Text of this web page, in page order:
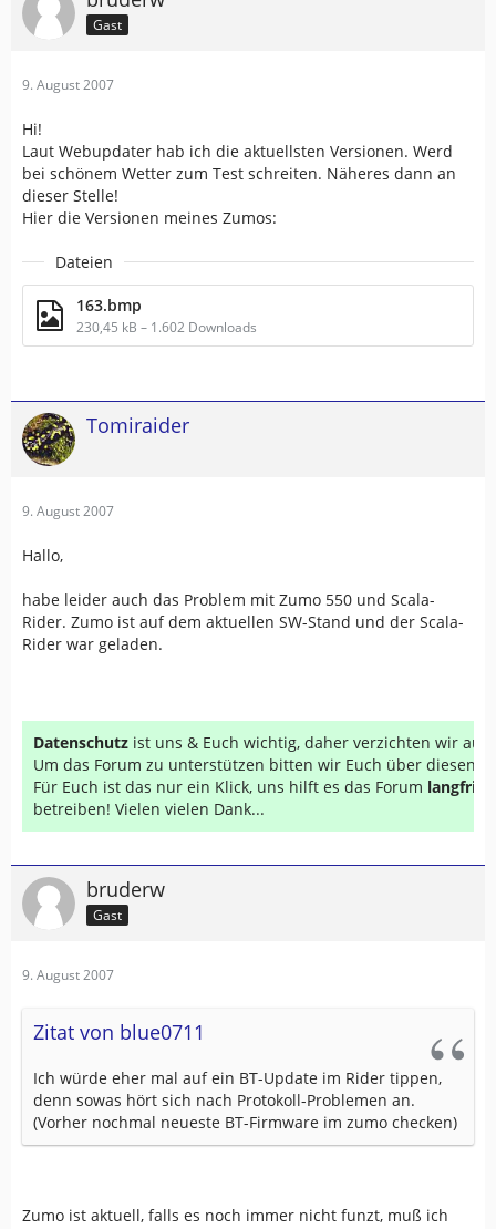
Gast
9. August 2007
Hi!
Laut Webupdater hab ich die aktuellsten Versionen. Werd
bei schönem Wetter zum Test schreiten. Näheres dann an
dieser Stelle!
Hier die Versionen meines Zumos:
Dateien
163.bmp
230,45 kB – 1.602 Downloads
Tomiraider
9. August 2007
Hallo,
habe leider auch das Problem mit Zumo 550 und Scala-
Rider. Zumo ist auf dem aktuellen SW-Stand und der Scala-
Rider war geladen.
Datenschutz ist uns & Euch wichtig, daher verzichten wir auf
Um das Forum zu unterstützen bitten wir Euch über diesen
Für Euch ist das nur ein Klick, uns hilft es das Forum
betreiben! Vielen vielen Dank...
bruderw
Gast
9. August 2007
Zitat von blue0711
Ich würde eher mal auf ein BT-Update im Rider tippen,
denn sowas hört sich nach Protokoll-Problemen an.
(Vorher nochmal neueste BT-Firmware im zumo checken)
Zumo ist aktuell, falls es noch immer nicht funzt, muß ich